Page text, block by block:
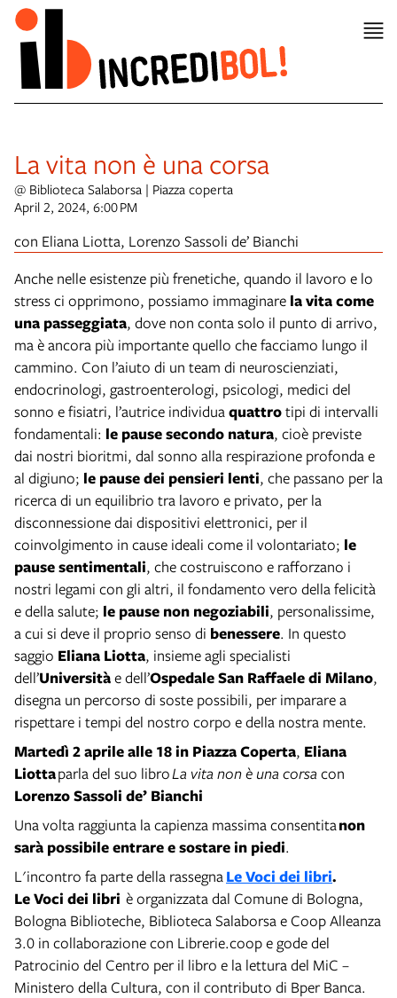
La vita non è una corsa
@ Biblioteca Salaborsa | Piazza coperta
April 2, 2024, 6:00 PM
con Eliana Liotta, Lorenzo Sassoli de’ Bianchi
Anche nelle esistenze più frenetiche, quando il lavoro e lo
stress ci opprimono, possiamo immaginare la vita come
una passeggiata, dove non conta solo il punto di arrivo,
ma è ancora più importante quello che facciamo lungo il
cammino. Con l’aiuto di un team di neuroscienziati,
endocrinologi, gastroenterologi, psicologi, medici del
sonno e fisiatri, l’autrice individuaquattrotipi di intervalli
fondamentali: le pause secondo natura, cioè previste
dai nostri bioritmi, dal sonno alla respirazione profonda e
al digiuno; le pause dei pensieri lenti, che passano per la
ricerca di un equilibrio tra lavoro e privato, per la
disconnessione dai dispositivi elettronici, per il
coinvolgimento in cause ideali come il volontariato; le
pause sentimentali, che costruiscono e rafforzano i
nostri legami con gli altri, il fondamento vero della felicità
e della salute; le pause non negoziabili, personalissime,
a cui si deve il proprio senso di benessere. In questo
saggio Eliana Liotta, insieme agli specialisti
dell’Universitàe dell’Ospedale San Raffaele di Milano,
disegna un percorso di soste possibili, per imparare a
rispettare i tempi del nostro corpo e della nostra mente.
Martedì 2 aprilealle 18 in Piazza Coperta, Eliana
Liottaparla del suo libroLa vita non è una corsa con
Lorenzo Sassoli de’ Bianchi
Una volta raggiunta la capienza massima consentitanon
sarà possibile entrare e sostare in piedi.
L'incontro fa parte della rassegnaLe Voci dei libri.
Le Voci dei libri è organizzata dal Comune di Bologna,
Bologna Biblioteche, Biblioteca Salaborsa e Coop Alleanza
3.0 in collaborazione con Librerie.coop e gode del
Patrocinio del Centro per il libro e la lettura del MiC –
Ministero della Cultura, con il contributo di Bper Banca.